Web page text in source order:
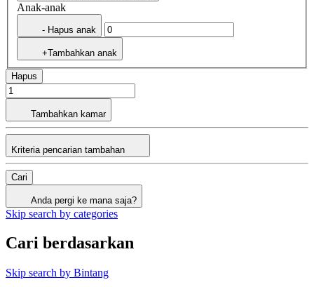
Anak-anak
- Hapus anak
+Tambahkan anak
Hapus
Tambahkan kamar
Kriteria pencarian tambahan
Cari
Anda pergi ke mana saja?
Skip search by categories
Cari berdasarkan
Skip search by Bintang